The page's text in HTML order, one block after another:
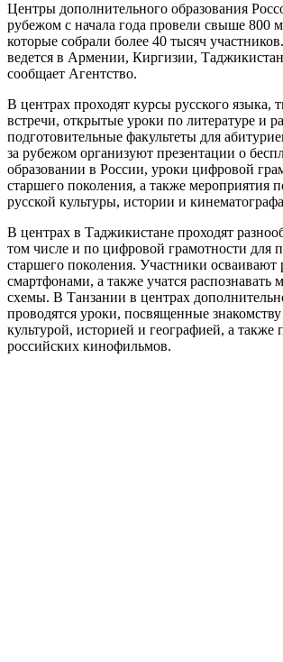
Центры дополнительного образования
рубежом с начала года провели свыше 800
которые собрали более 40 тысяч
ведется в Армении, Киргизии,
сообщает Агентство.
В центрах проходят курсы русского языка,
встречи, открытые уроки по литературе и
подготовительные факультеты для
за рубежом организуют презентации о
образовании в России, уроки цифровой
старшего поколения, а также мероприятия
русской культуры, истории и
В центрах в Таджикистане проходят
том числе и по цифровой грамотности для
старшего поколения. Участники осваивают
смартфонами, а также учатся распознавать
схемы. В Танзании в центрах
проводятся уроки, посвященные знакомству
культурой, историей и географией, а также
российских кинофильмов.